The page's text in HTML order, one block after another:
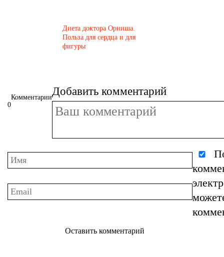
​Диета доктора Орниша.
Польза для сердца и для
фигуры
Комментарии
0
Добавить комментарий
Оставить комментарий